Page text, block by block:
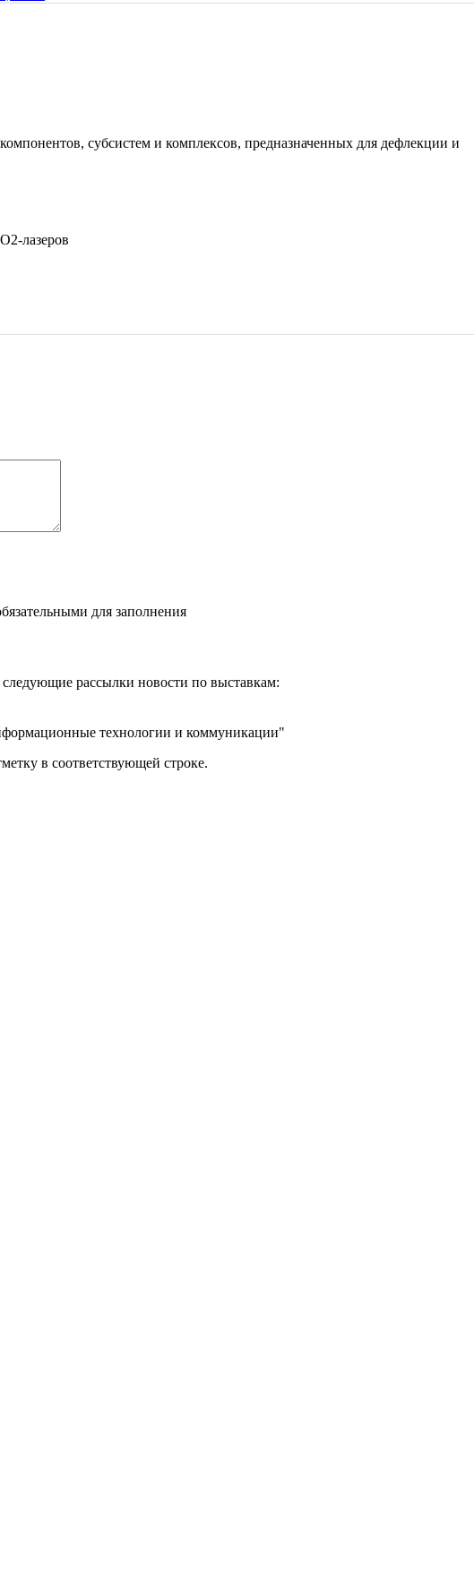
субсистем и комплексов, предназначенных для дефлекции и
лазеров
для заполнения
рассылки новости по выставкам:
технологии и коммуникации"
в соответствующей строке.